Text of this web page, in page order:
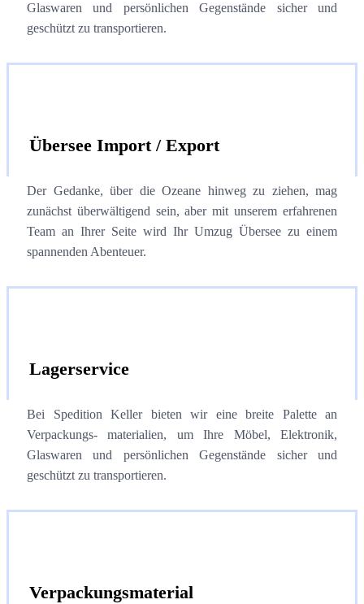
Glaswaren und persönlichen Gegenstände sicher und
geschützt zu transportieren.
Übersee Import / Export
Der Gedanke, über die Ozeane hinweg zu ziehen, mag
zunächst überwältigend sein, aber mit unserem erfahrenen
Team an Ihrer Seite wird Ihr Umzug Übersee zu einem
spannenden Abenteuer.
Lagerservice
Bei Spedition Keller bieten wir eine breite Palette an
Verpackungs- materialien, um Ihre Möbel, Elektronik,
Glaswaren und persönlichen Gegenstände sicher und
geschützt zu transportieren.
Verpackungsmaterial